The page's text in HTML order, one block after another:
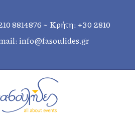
8814876 ~ Κρήτη:+30 2810
info@fasoulides.gr